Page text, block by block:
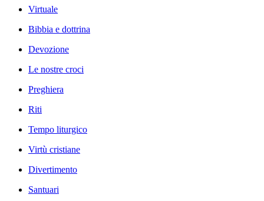
Virtuale
Bibbia e dottrina
Devozione
Le nostre croci
Preghiera
Riti
Tempo liturgico
Virtù cristiane
Divertimento
Santuari